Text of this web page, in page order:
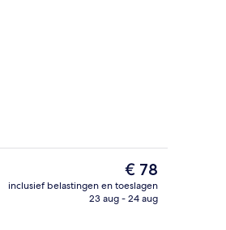
Tweepersoonskamer, balkon |
De
huidige
prijs
€ 78
inclusief belastingen en toeslagen
23 aug - 24 aug